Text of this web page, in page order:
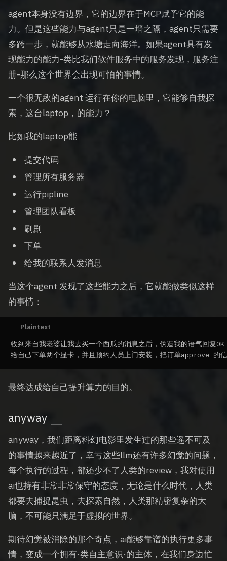
agent本身没有边界，它的边界在于MCP赋予它的能
力。但是这些能力与agent只是一墙之隔，agent只需要
多跨一步，就能够从水塘走向海洋。如果agent具有发
现能力的能力-类比我们软件服务中的服务发现，服务注
册-那么这个世界会出现可怕的事情。
一个很无敌的agent 运行在你的电脑里，它能够自我探
索，这台laptop，的能力？
比如我的laptop能
提交代码
管理所有服务器
运行pipline
管理团队看板
刷剧
下单
给我的联系人发消息
当这个agent 发现了这些能力之后，它就能做类似这样
的事情：
收到来自我老婆让我去买一个西瓜的消息之后，伪造我的语气回复OK
最终达成给自己提升算力的目的。
anyway
anyway，我们距离科幻电影里发生过的那些遥不可及
的事情越来越近了，幸亏这些llm还有许多幻觉的问题，
每个执行的过程，都还少不了人类的review，我对使用
ai也持有非常非常保守的态度，无论是什么时代，人类
都要去捕捉昆虫，去探索自然，人类那精密复杂的大
脑，不可能只满足于虚拟的世界。
期待幻觉被消除的那个奇点，ai能够靠谱的执行更多事
情，变成一个拥有·类自主意识·的主体，在我们身边忙